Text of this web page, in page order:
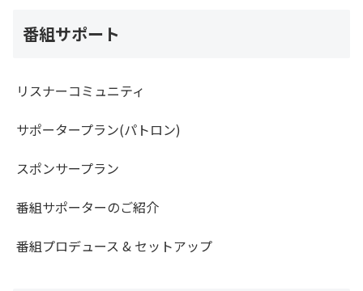
番組サポート
リスナーコミュニティ
サポータープラン(パトロン)
スポンサープラン
番組サポーターのご紹介
番組プロデュース & セットアップ